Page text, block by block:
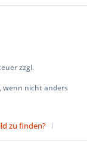
zzgl.
wenn nicht anders
zu finden?